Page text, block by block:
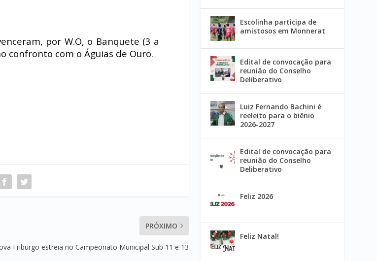
por W.O, o Banquete (3 a
confronto com o Águias de Ouro.
PRÓXIMO
Friburgo estreia no Campeonato Municipal Sub 11 e 13
Escolinha participa de
amistosos em Monnerat
Edital de convocação para
reunião do Conselho
Deliberativo
Luiz Fernando Bachini é
reeleito para o biênio
2026-2027
Edital de convocação para
reunião do Conselho
Deliberativo
Feliz 2026
Feliz Natal!